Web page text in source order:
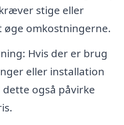
stige eller
øge omkostningerne.
Hvis der er brug
eller installation
også påvirke